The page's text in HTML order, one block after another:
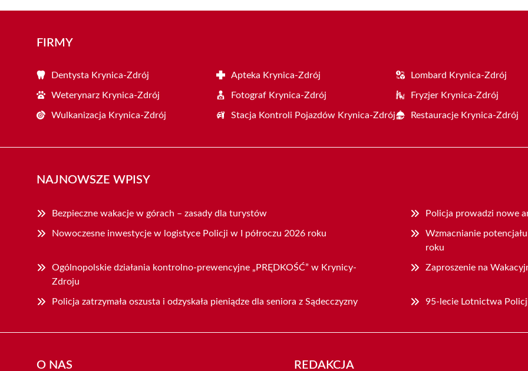
FIRMY
Dentysta Krynica-Zdrój Apteka Krynica-Zdrój Lombard Krynica-Zdrój
Weterynarz Krynica-Zdrój Fotograf Krynica-Zdrój Fryzjer Krynica-Zdrój
Wulkanizacja Krynica-Zdrój Stacja Kontroli Pojazdów Krynica-Zdrój Restauracje Krynica-Zdrój
NAJNOWSZE WPISY
Bezpieczne wakacje w górach – zasady dla turystów Policja prowadzi nowe
Nowoczesne inwestycje w logistyce Policji w I półroczu 2026 roku
Wzmacnianie
roku
Ogólnopolskie działania kontrolno-prewencyjne „PRĘDKOŚĆ” w Krynicy-
Zdroju
Zaproszenie na
Policja zatrzymała oszusta i odzyskała pieniądze dla seniora z Sądecczyzny 95-lecie Lotnictwa
O NAS REDAKCJA